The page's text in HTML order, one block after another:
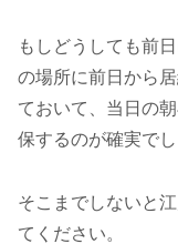
もしどうしても前
の場所に前日から
ておいて、当日の
保するのが確実でし
そこまでしないと
てください。